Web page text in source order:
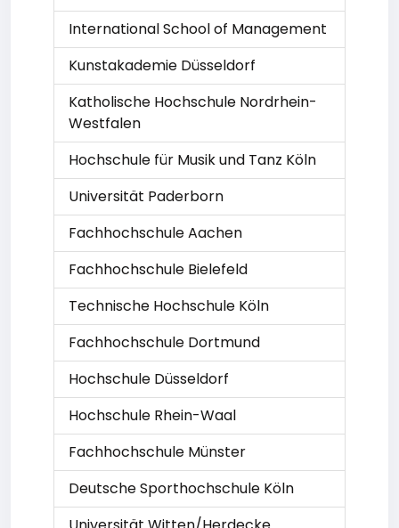
International School of Management
Kunstakademie Düsseldorf
Katholische Hochschule Nordrhein-
Westfalen
Hochschule für Musik und Tanz Köln
Universität Paderborn
Fachhochschule Aachen
Fachhochschule Bielefeld
Technische Hochschule Köln
Fachhochschule Dortmund
Hochschule Düsseldorf
Hochschule Rhein-Waal
Fachhochschule Münster
Deutsche Sporthochschule Köln